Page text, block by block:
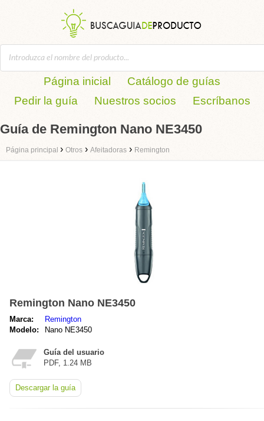
Página inicial
Catálogo de guías
Pedir la guía
Nuestros socios Escríbanos
Guía de Remington Nano NE3450
Página principal › Otros › Afeitadoras › Remington
Remington Nano NE3450
Marca:
Remington
Modelo:
Nano NE3450
Guía del usuario
PDF, 1.24 MB
Descargar la guía